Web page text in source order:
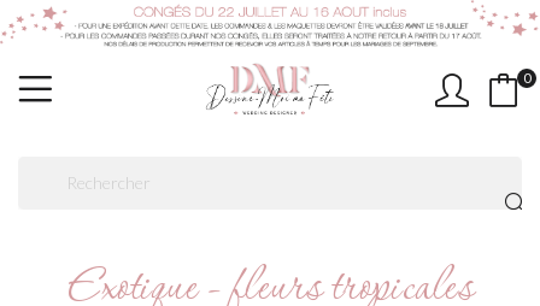
0
Exotique - fleurs tropicales